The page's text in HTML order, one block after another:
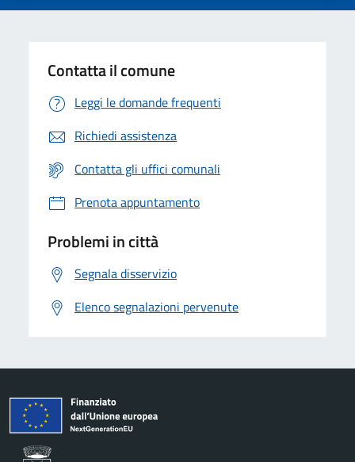
Contatta il comune
Leggi le domande frequenti
Richiedi assistenza
Contatta gli uffici comunali
Prenota appuntamento
Problemi in città
Segnala disservizio
Elenco segnalazioni pervenute